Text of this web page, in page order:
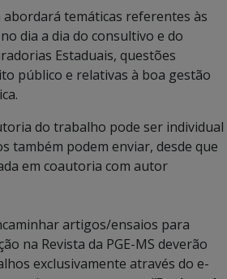
abordará temáticas referentes às
dia a dia do consultivo e do
Estaduais, questões
público e relativas à boa gestão
do trabalho pode ser individual
também podem enviar, desde que
em coautoria com autor
artigos/ensaios para
na Revista da PGE-MS deverão
exclusivamente através do e-